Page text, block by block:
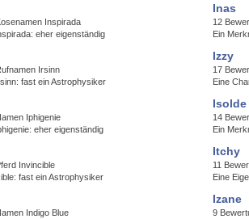
Inspirada
eher eigenständig
Inas
12
Ein
Irsinn
fast ein Astrophysiker
Izzy
17
Eine
Iphigenie
eher eigenständig
Isolde
14
Ein
Invincible
fast ein Astrophysiker
Itchy
11
Eine
Indigo Blue
Izane
9